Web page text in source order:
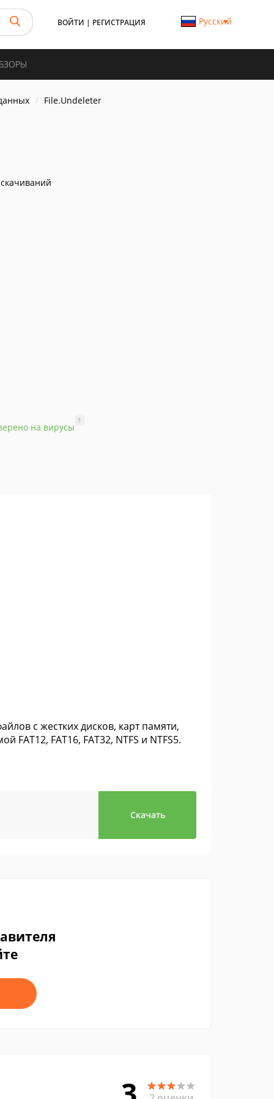
ВОЙТИ | РЕГИСТРАЦИЯ Русский
File.Undeleter
на вирусы
?
с жестких дисков, карт памяти,
FAT12, FAT16, FAT32, NTFS и NTFS5.
Скачать